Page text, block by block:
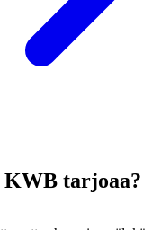
tarjoaa?